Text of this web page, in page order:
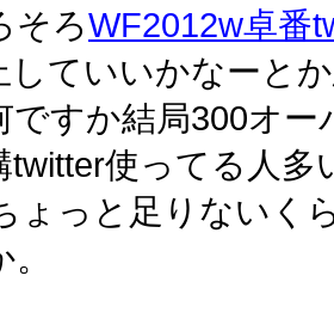
そろWF2012w卓番
していいかなーと
ですか結局300オー
twitter使ってる人
ょっと足りないく